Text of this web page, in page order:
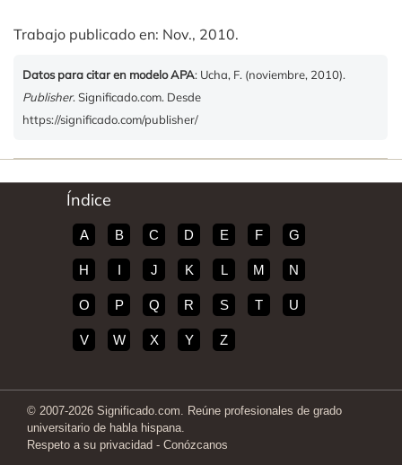
Trabajo publicado en: Nov., 2010.
Datos para citar en modelo APA: Ucha, F. (noviembre, 2010).
Publisher. Significado.com. Desde
https://significado.com/publisher/
Índice
A B C D E F G
H I J K L M N
O P Q R S T U
V W X Y Z
© 2007-2026 Significado.com. Reúne profesionales de grado
universitario de habla hispana.
Respeto a su privacidad - Conózcanos